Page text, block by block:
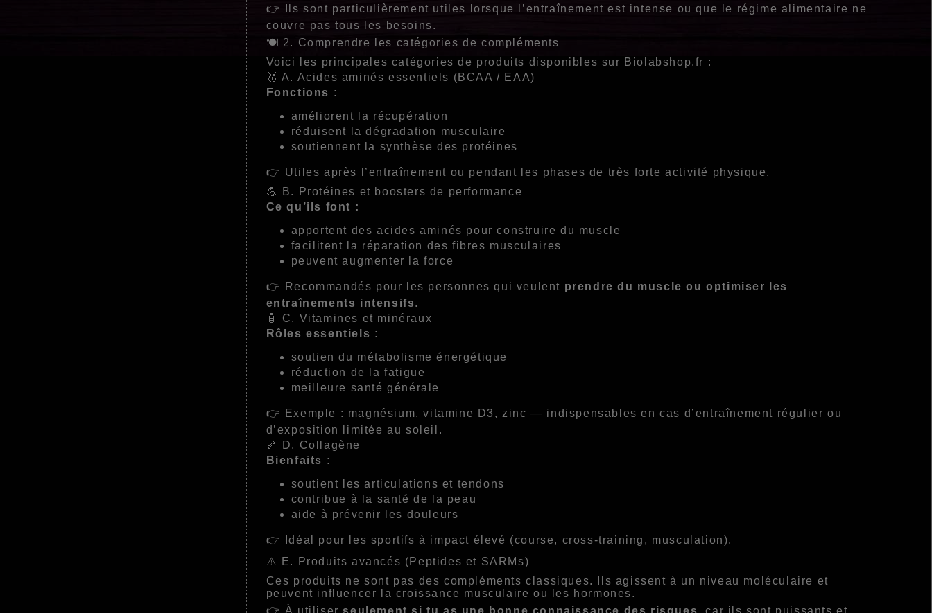
👉 Ils sont particulièrement utiles lorsque l’entraînement est intense ou que le régime alimentaire ne
couvre pas tous les besoins.
🍽️ 2. Comprendre les catégories de compléments
Voici les principales catégories de produits disponibles sur Biolabshop.fr :
🥇 A. Acides aminés essentiels (BCAA / EAA)
Fonctions :
améliorent la récupération
réduisent la dégradation musculaire
soutiennent la synthèse des protéines
👉 Utiles après l’entraînement ou pendant les phases de très forte activité physique.
💪 B. Protéines et boosters de performance
Ce qu’ils font :
apportent des acides aminés pour construire du muscle
facilitent la réparation des fibres musculaires
peuvent augmenter la force
👉 Recommandés pour les personnes qui veulent prendre du muscle ou optimiser les
entraînements intensifs.
🧴 C. Vitamines et minéraux
Rôles essentiels :
soutien du métabolisme énergétique
réduction de la fatigue
meilleure santé générale
👉 Exemple : magnésium, vitamine D3, zinc — indispensables en cas d’entraînement régulier ou
d’exposition limitée au soleil.
🦴 D. Collagène
Bienfaits :
soutient les articulations et tendons
contribue à la santé de la peau
aide à prévenir les douleurs
👉 Idéal pour les sportifs à impact élevé (course, cross‑training, musculation).
⚠️ E. Produits avancés (Peptides et SARMs)
Ces produits ne sont pas des compléments classiques. Ils agissent à un niveau moléculaire et
peuvent influencer la croissance musculaire ou les hormones.
👉 À utiliserseulement si tu as une bonne connaissance des risques , car ils sont puissants et